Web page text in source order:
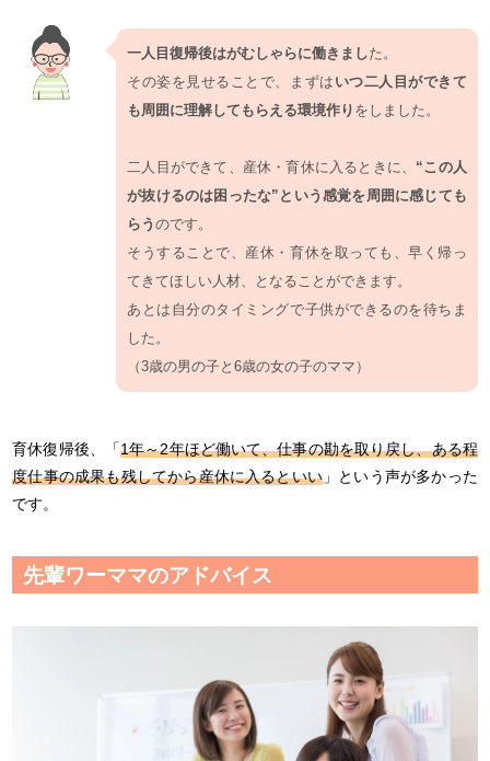
一人目復帰後はがむしゃらに働きました。
その姿を見せることで、まずは いつ二人目ができて
も周囲に理解してもらえる環境作り をしました。
二人目ができて、産休・育休に入るときに、 “この人
が抜けるのは困ったな”という感覚を周囲に感じても
らうのです。
そうすることで、産休・育休を取っても、早く帰っ
てきてほしい人材、となることができます。
あとは自分のタイミングで子供ができるのを待ちま
した。
（3歳の男の子と6歳の女の子のママ）
育休復帰後、「1年～2年ほど働いて、仕事の勘を取り戻し、ある程
度仕事の成果も残してから産休に入るといい 」という声が多かった
です。
先輩ワーママのアドバイス